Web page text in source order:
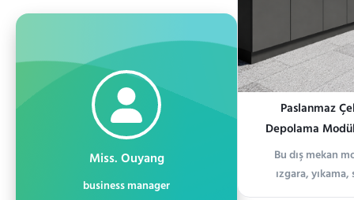
Miss. Ouyang
business manager
Paslanmaz
Depolama
Bu dış mekan
ızgara,
işlevlerini tek bir